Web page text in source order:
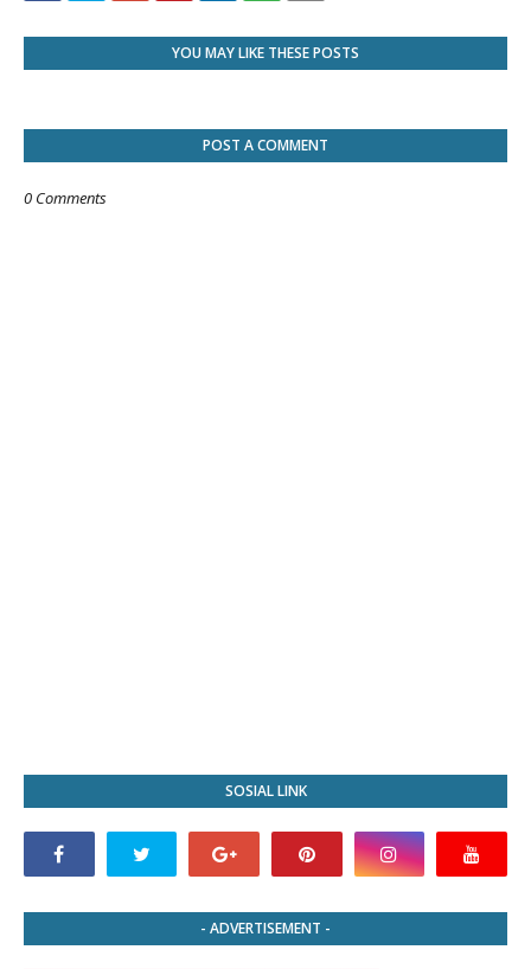
YOU MAY LIKE THESE POSTS
POST A COMMENT
0 Comments
SOSIAL LINK
- ADVERTISEMENT -